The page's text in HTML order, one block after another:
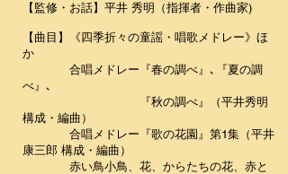
【監修・お話】平井 秀明（指揮者・作曲家)
【曲目】《四季折々の童謡・唱歌メドレー》ほ
か
合唱メドレー『春の調べ』､『夏の調
べ』､
『秋の調べ』（平井秀明
構成・編曲）
合唱メドレー『歌の花園』第1集（平井
康三郎 構成・編曲）
赤い鳥小鳥、花、からたちの花、赤と